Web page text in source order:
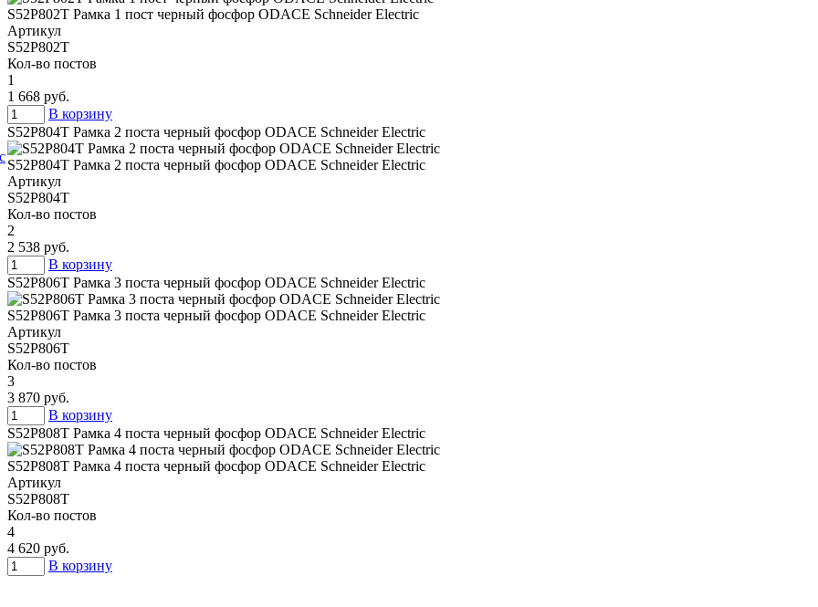
S52P802T Рамка 1 пост черный фосфор ODACE Schneider Electric
Артикул
S52P802T
Кол-во постов
1
1 668 руб.
В корзину
S52P804T Рамка 2 поста черный фосфор ODACE Schneider Electric
S52P804T Рамка 2 поста черный фосфор ODACE Schneider Electric
Артикул
S52P804T
Кол-во постов
2
2 538 руб.
В корзину
S52P806T Рамка 3 поста черный фосфор ODACE Schneider Electric
S52P806T Рамка 3 поста черный фосфор ODACE Schneider Electric
Артикул
S52P806T
Кол-во постов
3
3 870 руб.
В корзину
S52P808T Рамка 4 поста черный фосфор ODACE Schneider Electric
S52P808T Рамка 4 поста черный фосфор ODACE Schneider Electric
Артикул
S52P808T
Кол-во постов
4
4 620 руб.
В корзину